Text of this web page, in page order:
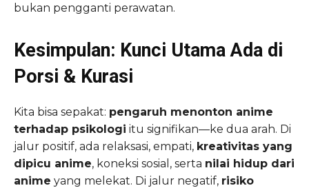
bukan pengganti perawatan.
Kesimpulan: Kunci Utama Ada di
Porsi & Kurasi
Kita bisa sepakat: pengaruh menonton anime
terhadap psikologi itu signifikan—ke dua arah. Di
jalur positif, ada relaksasi, empati, kreativitas yang
dipicu anime, koneksi sosial, serta nilai hidup dari
anime yang melekat. Di jalur negatif, risiko